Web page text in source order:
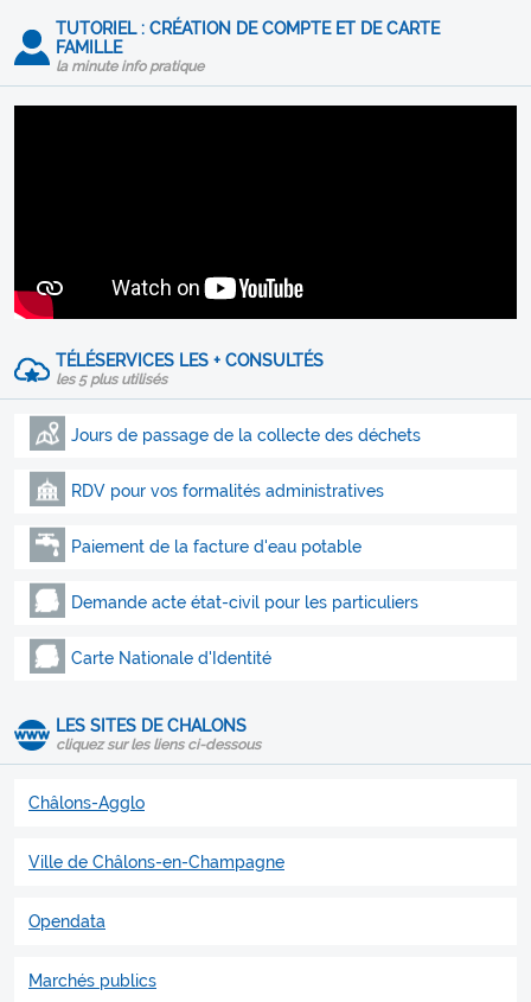
TUTORIEL : CRÉATION DE COMPTE ET DE CARTE
FAMILLE
la minute info pratique
TÉLÉSERVICES LES + CONSULTÉS
les 5 plus utilisés
Jours de passage de la collecte des déchets
RDV pour vos formalités administratives
Paiement de la facture d'eau potable
Demande acte état-civil pour les particuliers
Carte Nationale d'Identité
LES SITES DE CHALONS
cliquez sur les liens ci-dessous
Châlons-Agglo
Ville de Châlons-en-Champagne
Opendata
Marchés publics